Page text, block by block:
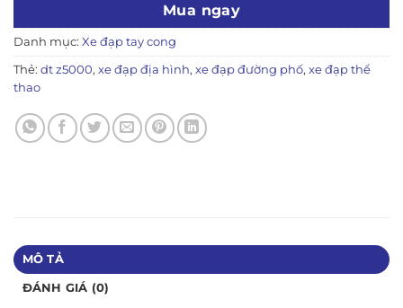
Mua ngay
Danh mục: Xe đạp tay cong
Thẻ: dt z5000, xe đạp địa hình, xe đạp đường phố, xe đạp thể
thao
MÔ TẢ
ĐÁNH GIÁ (0)